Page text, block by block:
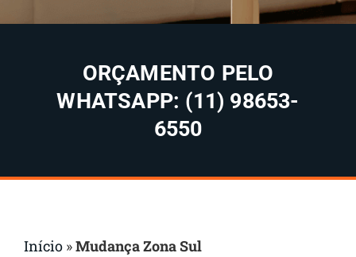
ORÇAMENTO PELO
WHATSAPP: (11) 98653-
6550
Início »Mudança Zona Sul